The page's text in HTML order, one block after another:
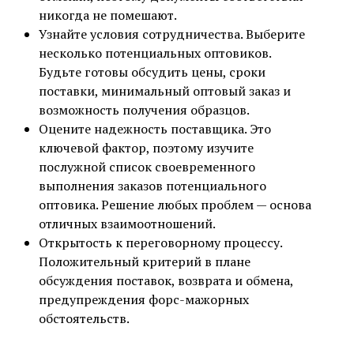
никогда не помешают.
Узнайте условия сотрудничества. Выберите
несколько потенциальных оптовиков.
Будьте готовы обсудить цены, сроки
поставки, минимальный оптовый заказ и
возможность получения образцов.
Оцените надежность поставщика. Это
ключевой фактор, поэтому изучите
послужной список своевременного
выполнения заказов потенциального
оптовика. Решение любых проблем — основа
отличных взаимоотношений.
Открытость к переговорному процессу.
Положительный критерий в плане
обсуждения поставок, возврата и обмена,
предупреждения форс-мажорных
обстоятельств.